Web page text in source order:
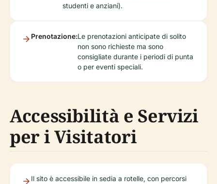
studenti e anziani).
Prenotazione:Le prenotazioni anticipate di solito
non sono richieste ma sono
consigliate durante i periodi di punta
o per eventi speciali.
Accessibilità e Servizi
per i Visitatori
Il sito è accessibile in sedia a rotelle, con percorsi